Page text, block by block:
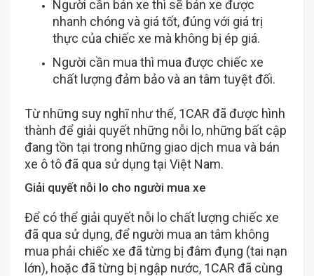
Người cần bán xe thì sẽ bán xe được
nhanh chóng và giá tốt, đúng với giá trị
thực của chiếc xe mà không bị ép giá.
Người cần mua thì mua được chiếc xe
chất lượng đảm bảo và an tâm tuyệt đối.
Từ những suy nghĩ như thế, 1CAR đã được hình
thành để giải quyết những nỗi lo, những bất cập
đang tồn tại trong những giao dịch mua và bán
xe ô tô đã qua sử dụng tại Việt Nam.
Giải quyết nỗi lo cho người mua xe
Để có thể giải quyết nỗi lo chất lượng chiếc xe
đã qua sử dụng, để người mua an tâm không
mua phải chiếc xe đã từng bị đâm đụng (tai nạn
lớn), hoặc đã từng bị ngập nước, 1CAR đã cùng